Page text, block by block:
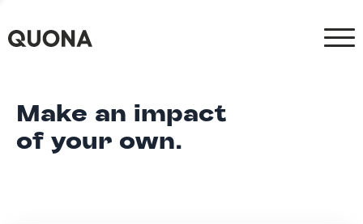
Make an impact
of your own.